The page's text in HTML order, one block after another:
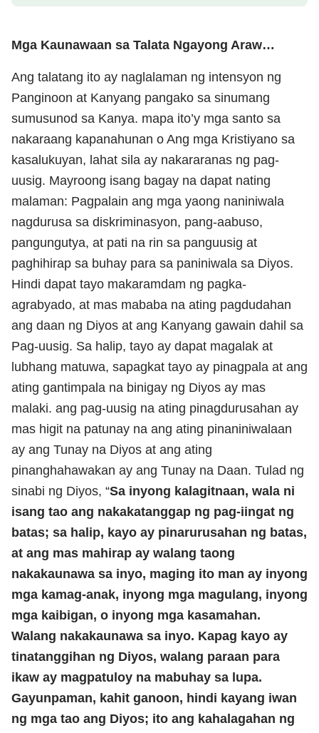
Mga Kaunawaan sa Talata Ngayong Araw…
Ang talatang ito ay naglalaman ng intensyon ng
Panginoon at Kanyang pangako sa sinumang
sumusunod sa Kanya. mapa ito’y mga santo sa
nakaraang kapanahunan o Ang mga Kristiyano sa
kasalukuyan, lahat sila ay nakararanas ng pag-
uusig. Mayroong isang bagay na dapat nating
malaman: Pagpalain ang mga yaong naniniwala
nagdurusa sa diskriminasyon, pang-aabuso,
pangungutya, at pati na rin sa panguusig at
paghihirap sa buhay para sa paniniwala sa Diyos.
Hindi dapat tayo makaramdam ng pagka-
agrabyado, at mas mababa na ating pagdudahan
ang daan ng Diyos at ang Kanyang gawain dahil sa
Pag-uusig. Sa halip, tayo ay dapat magalak at
lubhang matuwa, sapagkat tayo ay pinagpala at ang
ating gantimpala na binigay ng Diyos ay mas
malaki. ang pag-uusig na ating pinagdurusahan ay
mas higit na patunay na ang ating pinaniniwalaan
ay ang Tunay na Diyos at ang ating
pinanghahawakan ay ang Tunay na Daan. Tulad ng
sinabi ng Diyos, “Sa inyong kalagitnaan, wala ni
isang tao ang nakakatanggap ng pag-iingat ng
batas; sa halip, kayo ay pinarurusahan ng batas,
at ang mas mahirap ay walang taong
nakakaunawa sa inyo, maging ito man ay inyong
mga kamag-anak, inyong mga magulang, inyong
mga kaibigan, o inyong mga kasamahan.
Walang nakakaunawa sa inyo. Kapag kayo ay
tinatanggihan ng Diyos, walang paraan para
ikaw ay magpatuloy na mabuhay sa lupa.
Gayunpaman, kahit ganoon, hindi kayang iwan
ng mga tao ang Diyos; ito ang kahalagahan ng